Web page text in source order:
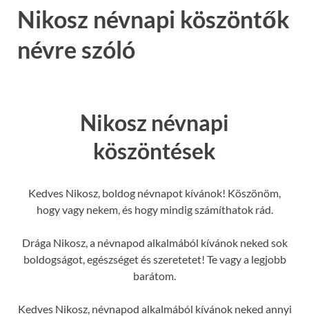
Nikosz névnapi köszöntők
névre szóló
Nikosz névnapi
köszöntések
Kedves Nikosz, boldog névnapot kívánok! Köszönöm,
hogy vagy nekem, és hogy mindig számíthatok rád.
Drága Nikosz, a névnapod alkalmából kívánok neked sok
boldogságot, egészséget és szeretetet! Te vagy a legjobb
barátom.
Kedves Nikosz, névnapod alkalmából kívánok neked annyi